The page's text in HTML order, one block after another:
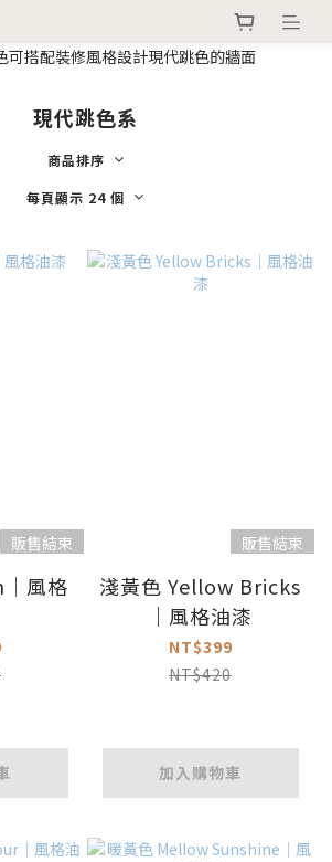
現代跳色系
商品排序
每頁顯示 24 個
販售結束
風格
販售結束
淺黃色 Yellow Bricks
｜風格油漆
NT$399
NT$420
加入購物車